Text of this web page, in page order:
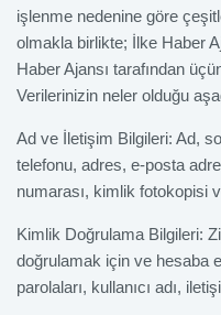
işlenme nedenine göre
olmakla birlikte; İlke Haber
Haber Ajansı tarafından
Verilerinizin neler olduğu
Ad ve İletişim Bilgileri: Ad,
telefonu, adres, e-posta
numarası, kimlik fotokopisi
Kimlik Doğrulama Bilgileri:
doğrulamak için ve hesaba
parolaları, kullanıcı adı,